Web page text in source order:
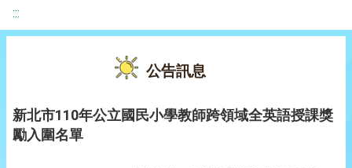
:::
公告訊息
新北市110年公立國民小學教師跨領域全英語授課獎
勵入圍名單